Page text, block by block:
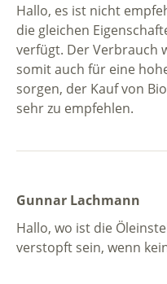
Hallo, es ist nicht
die gleichen
verfügt. Der Verbrauch
somit auch für eine
sorgen, der Kauf von
sehr zu empfehlen.
Gunnar Lachmann
Hallo, wo ist die
verstopft sein, wenn